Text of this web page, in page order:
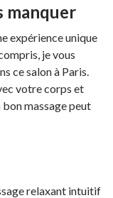
manquer
expérience unique
je vous
ce salon à Paris.
votre corps et
massage peut
relaxant intuitif